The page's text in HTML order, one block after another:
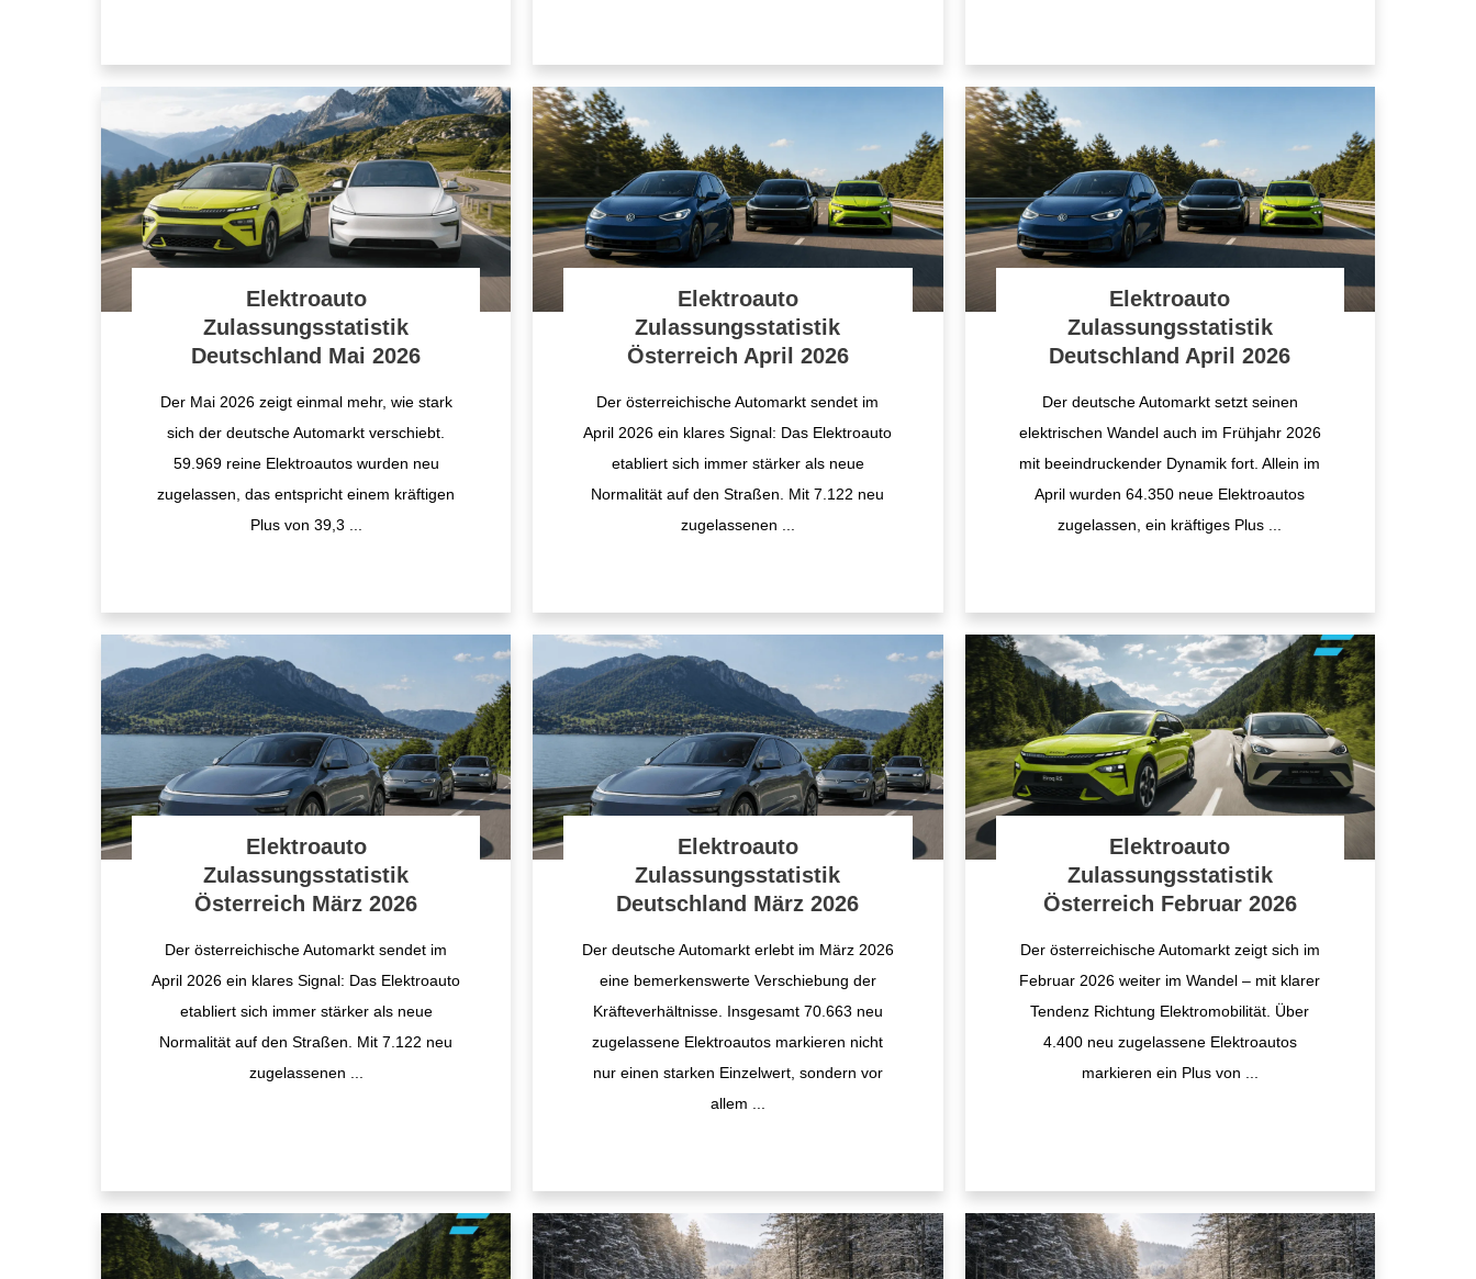
Elektroauto
Zulassungsstatistik
Deutschland Mai 2026
Der Mai 2026 zeigt einmal mehr, wie stark
sich der deutsche Automarkt verschiebt.
59.969 reine Elektroautos wurden neu
zugelassen, das entspricht einem kräftigen
Plus von 39,3
Elektroauto
Zulassungsstatistik
Österreich April 2026
Der österreichische Automarkt sendet im
April 2026 ein klares Signal: Das Elektroauto
etabliert sich immer stärker als neue
Normalität auf den Straßen. Mit 7.122 neu
zugelassenen
Elektroauto
Zulassungsstatistik
Deutschland April 2026
Der deutsche Automarkt setzt seinen
elektrischen Wandel auch im Frühjahr 2026
mit beeindruckender Dynamik fort. Allein im
April wurden 64.350 neue Elektroautos
zugelassen, ein kräftiges Plus
Elektroauto
Zulassungsstatistik
Österreich März 2026
Der österreichische Automarkt sendet im
April 2026 ein klares Signal: Das Elektroauto
etabliert sich immer stärker als neue
Normalität auf den Straßen. Mit 7.122 neu
zugelassenen
Elektroauto
Zulassungsstatistik
Deutschland März 2026
Der deutsche Automarkt erlebt im März 2026
eine bemerkenswerte Verschiebung der
Kräfteverhältnisse. Insgesamt 70.663 neu
zugelassene Elektroautos markieren nicht
nur einen starken Einzelwert, sondern vor
allem
Elektroauto
Zulassungsstatistik
Österreich Februar 2026
Der österreichische Automarkt zeigt sich im
Februar 2026 weiter im Wandel – mit klarer
Tendenz Richtung Elektromobilität. Über
4.400 neu zugelassene Elektroautos
markieren ein Plus von